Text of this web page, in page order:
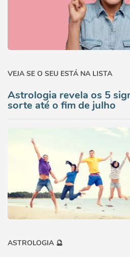
VEJA SE O SEU ESTÁ NA LISTA
Astrologia revela os 5
sorte até o fim de julho
ASTROLOGIA 🔮